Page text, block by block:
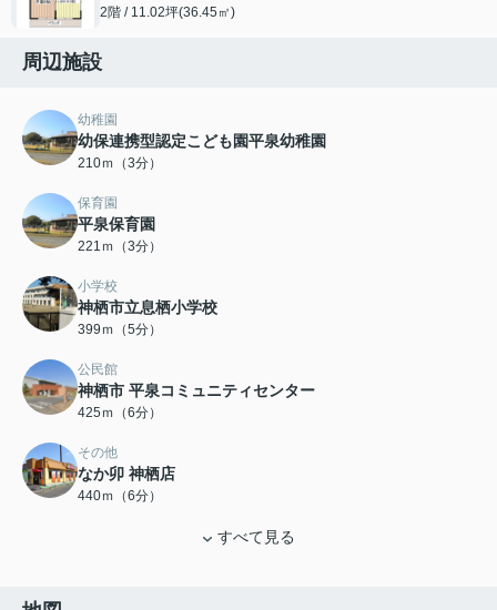
2階 / 11.02坪(36.45㎡)
周辺施設
幼稚園
幼保連携型認定こども園平泉幼稚園
210ｍ（3分）
保育園
平泉保育園
221ｍ（3分）
小学校
神栖市立息栖小学校
399ｍ（5分）
公民館
神栖市 平泉コミュニティセンター
425ｍ（6分）
その他
なか卯 神栖店
440ｍ（6分）
すべて見る